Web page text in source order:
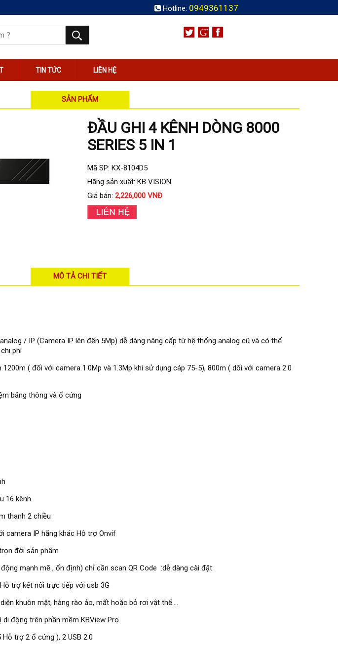
Hotline: 0949361137
TIN TỨC LIÊN HỆ
SẢN PHẨM
ĐẦU GHI 4 KÊNH DÒNG 8000
SERIES 5 IN 1
Mã SP: KX-8104D5
Hãng sản xuất: KB VISION.
Giá bán: 2,226,000 VNĐ
MÔ TẢ CHI TIẾT
/ IP (Camera IP lên đến 5Mp) dễ dàng nâng cấp từ hệ thống analog cũ và có thể
phí
( đối với camera 1.0Mp và 1.3Mp khi sử dụng cáp 75-5), 800m ( dối với camera 2.0
băng thông và ổ cứng
16 kênh
thanh 2 chiều
camera IP hãng khác Hỗ trợ Onvif
đời sản phẩm
mạnh mẽ , ổn định) chỉ cần scan QR Code :dễ dàng cài đặt
trợ kết nối trực tiếp với usb 3G
khuôn mặt, hàng rào ảo, mất hoặc bỏ rơi vật thể....
động trên phần mềm KBView Pro
trợ 2 ổ cứng ), 2 USB 2.0